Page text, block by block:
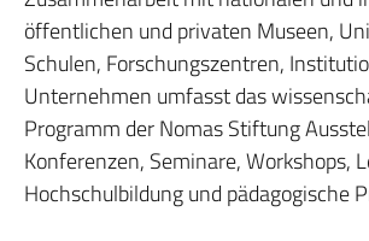
öffentlichen und privaten Museen,
Schulen, Forschungszentren,
Unternehmen umfasst das
Programm der Nomas Stiftung
Konferenzen, Seminare, Workshops,
Hochschulbildung und pädagogische